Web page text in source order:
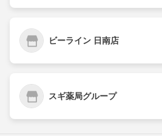
ビーライン 日南店
スギ薬局グループ